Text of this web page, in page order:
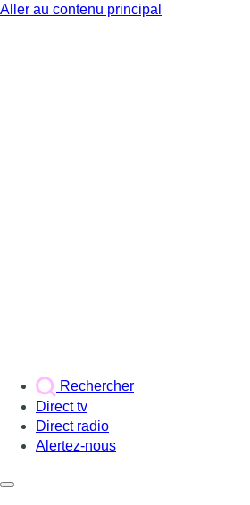
Aller au contenu principal
Rechercher
Direct tv
Direct radio
Alertez-nous